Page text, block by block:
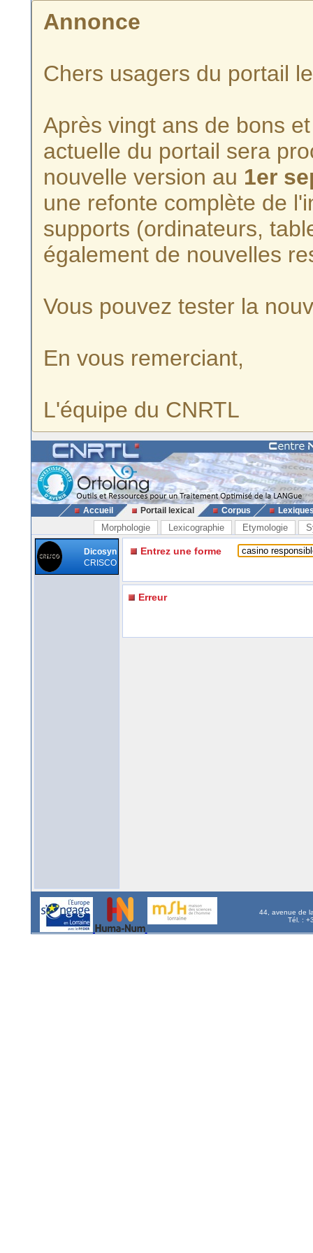
Annonce
Chers usagers du portail
Après vingt ans de bons
actuelle du portail sera
nouvelle version au 1er
une refonte complète de
supports (ordinateurs,
également de nouvelles
Vous pouvez tester la
En vous remerciant,
L'équipe du CNRTL
Accueil Portail lexical Corpus
Morphologie Lexicographie Etymologie
Dicosyn
CRISCO
Entrez une forme
Erreur
44, avenue de
Tél. :